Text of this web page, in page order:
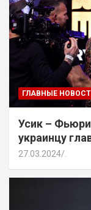
ГЛАВНЫЕ
Усик –
украинцу
27.03.2024